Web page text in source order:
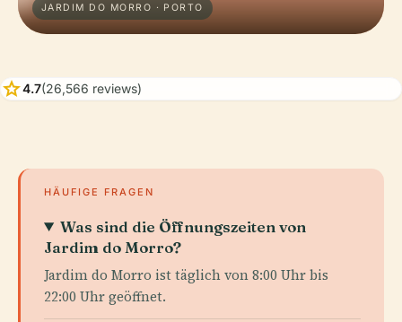
JARDIM DO MORRO · PORTO
star4.7(26,566 reviews)
HÄUFIGE FRAGEN
Was sind die Öffnungszeiten von
Jardim do Morro?
Jardim do Morro ist täglich von 8:00 Uhr bis
22:00 Uhr geöffnet.